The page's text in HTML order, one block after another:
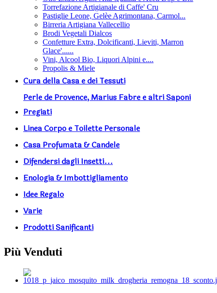
Torrefazione Artigianale di Caffe' Cru
Pastiglie Leone, Gelèe Agrimontana, Carmol...
Birreria Artigiana Vallecellio
Brodi Vegetali Dialcos
Confetture Extra, Dolcificanti, Lieviti, Marron
Glace'......
Vini, Alcool Bio, Liquori Alpini e....
Propolis & Miele
Cura della Casa e dei Tessuti
Perle de Provence, Marius Fabre e altri Saponi
Pregiati
Linea Corpo e Toilette Personale
Casa Profumata & Candele
Difendersi dagli Insetti...
Enologia & Imbottigliamento
Idee Regalo
Varie
Prodotti Sanificanti
Più Venduti